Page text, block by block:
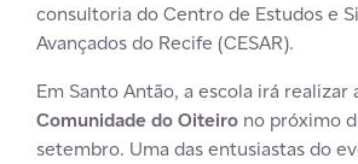
consultoria do Centro de Estudos e
Avançados do Recife (CESAR).
Em Santo Antão, a escola irá realizar
Comunidade do Oiteiro no próximo
setembro. Uma das entusiastas do